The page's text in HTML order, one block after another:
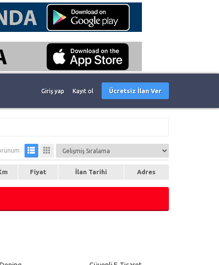
Giriş yap Kayıt ol Ücretsiz İlan Ver
Fiyat İlan Tarihi Adres